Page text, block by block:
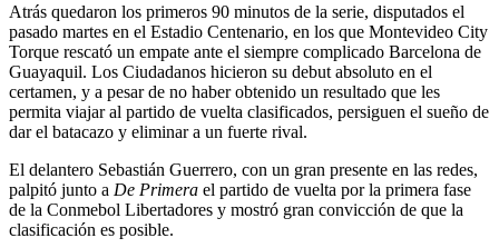
Atrás quedaron los primeros 90 minutos de la serie, disputados el
pasado martes en el Estadio Centenario, en los que Montevideo City
Torque rescató un empate ante el siempre complicado Barcelona de
Guayaquil. Los Ciudadanos hicieron su debut absoluto en el
certamen, y a pesar de no haber obtenido un resultado que les
permita viajar al partido de vuelta clasificados, persiguen el sueño de
dar el batacazo y eliminar a un fuerte rival.
El delantero Sebastián Guerrero, con un gran presente en las redes,
palpitó junto a De Primera el partido de vuelta por la primera fase
de la Conmebol Libertadores y mostró gran convicción de que la
clasificación es posible.